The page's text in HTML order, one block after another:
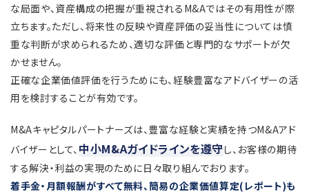
な局面や、資産構成の把握が重視されるM&Aではその有用性が際
立ちます。ただし、将来性の反映や資産評価の妥当性については慎
重な判断が求められるため、適切な評価と専門的なサポートが欠
かせません。
正確な企業価値評価を行うためにも、経験豊富なアドバイザーの活
用を検討することが有効です。
M&Aキャピタルパートナーズは、豊富な経験と実績を持つM&Aアド
バイザーとして、 中小M&Aガイドラインを遵守し、お客様の期待
する解決・利益の実現のために日々取り組んでおります。
着手金・月額報酬がすべて無料、簡易の企業価値算定(レポート)も